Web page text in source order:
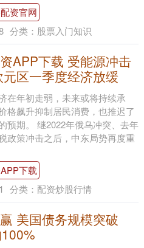
资官网
分类： 股票入门知识
APP下载 受能源冲击
区一季度经济放缓
在年初走弱，未来或将持续承
格飙升抑制居民消费，也推迟了
预期。 继2022年俄乌冲突、去年
政策冲击之后，中东局势再度重
下载
分类： 配资炒股行情
美国债务规模突破